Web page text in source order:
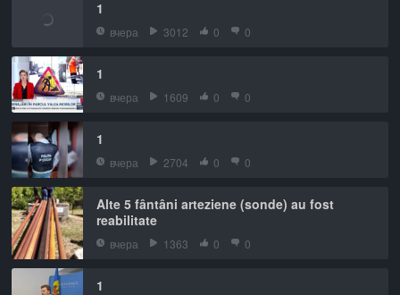
1
вчера 3012 0 0
1
вчера 1609 0 0
1
вчера 2704 0 0
Alte 5 fântâni arteziene (sonde) au fost
reabilitate
вчера 1363 0 0
1